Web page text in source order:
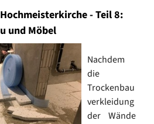
- Teil 8:
und Möbel
Nachdem
die
Trockenbau
verkleidung
der Wände